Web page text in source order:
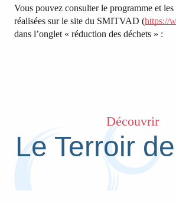
Vous pouvez consulter le programme et les
réalisées sur le site du SMITVAD (https://
dans l’onglet « réduction des déchets » :
Découvrir
Le Terroir